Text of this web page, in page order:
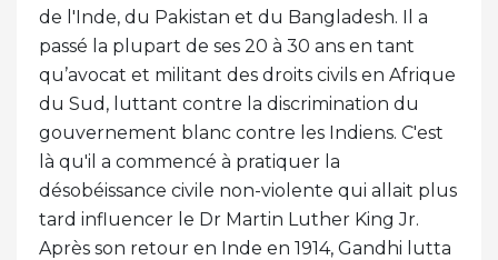
de l'Inde, du Pakistan et du Bangladesh. Il a
passé la plupart de ses 20 à 30 ans en tant
qu’avocat et militant des droits civils en Afrique
du Sud, luttant contre la discrimination du
gouvernement blanc contre les Indiens. C'est
là qu'il a commencé à pratiquer la
désobéissance civile non-violente qui allait plus
tard influencer le Dr Martin Luther King Jr.
Après son retour en Inde en 1914, Gandhi lutta